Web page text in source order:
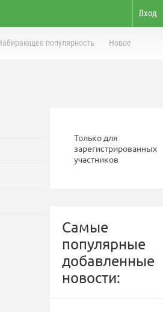
Вход
популярность Новое
Только для
зарегистрированных
участников
Самые
популярные
добавленные
новости: